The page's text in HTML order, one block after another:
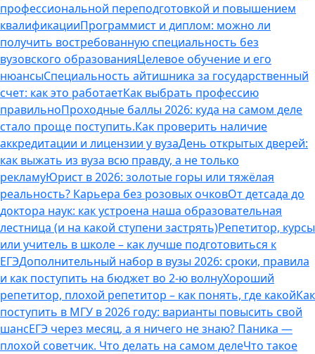
профессиональной переподготовкой и повышением
квалификацииПрограммист и диплом: можно ли
получить востребованную специальность без
вузовского образованияЦелевое обучение и его
нюансыСпециальность айтишника за государственный
счет: как это работаетКак выбрать профессию
правильноПроходные баллы 2026: куда на самом деле
стало проще поступить.Как проверить наличие
аккредитации и лицензии у вузаДень открытых дверей:
как выжать из вуза всю правду, а не только
рекламуЮрист в 2026: золотые горы или тяжёлая
реальность? Карьера без розовых очковОт детсада до
доктора наук: как устроена наша образовательная
лестница (и на какой ступени застрять)Репетитор, курсы
или учитель в школе – как лучше подготовиться к
ЕГЭДополнительный набор в вузы 2026: сроки, правила
и как поступить на бюджет во 2‑ю волнуХороший
репетитор, плохой репетитор – как понять, где какойКак
поступить в МГУ в 2026 году: варианты повысить свой
шансЕГЭ через месяц, а я ничего не знаю? Паника —
плохой советчик. Что делать на самом делеЧто такое